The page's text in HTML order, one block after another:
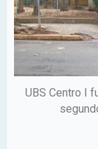
UBS Centro I